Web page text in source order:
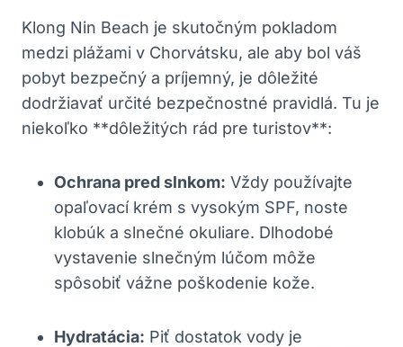
Klong Nin Beach je skutočným pokladom
medzi plážami v Chorvátsku, ale aby bol váš
pobyt bezpečný a príjemný, je dôležité
dodržiavať určité bezpečnostné pravidlá. Tu je
niekoľko **dôležitých rád pre turistov**:
Ochrana pred slnkom: Vždy používajte
opaľovací krém s vysokým SPF, noste
klobúk a slnečné okuliare. Dlhodobé
vystavenie slnečným lúčom môže
spôsobiť vážne poškodenie kože.
Hydratácia: Piť dostatok vody je